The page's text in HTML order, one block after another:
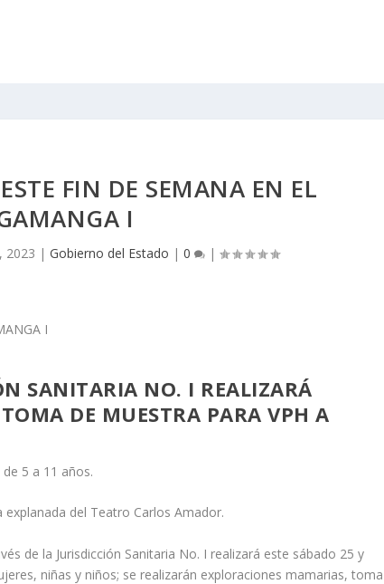
FIN DE SEMANA EN EL
I
2023 | Gobierno del Estado | 0 |
SANITARIA NO. I REALIZARÁ
DE MUESTRA PARA VPH A
5 a 11 años.
del Teatro Carlos Amador.
de la Jurisdicción Sanitaria No. I realizará este sábado 25 y
niñas y niños; se realizarán exploraciones mamarias, toma